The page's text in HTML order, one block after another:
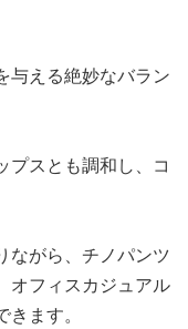
与える絶妙なバラン
プスとも調和し、コ
ながら、チノパンツ
オフィスカジュアル
ます。